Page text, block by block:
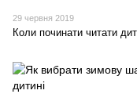
29 червня 2019
Коли починати читати